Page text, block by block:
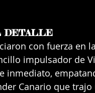
DETALLE
con fuerza en
impulsador de
inmediato,
Canario que